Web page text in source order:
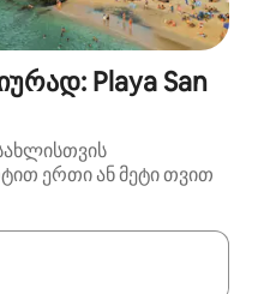
Playa San
ერთი ან მეტი თვით
გახდება, ნავიგაციისთვის